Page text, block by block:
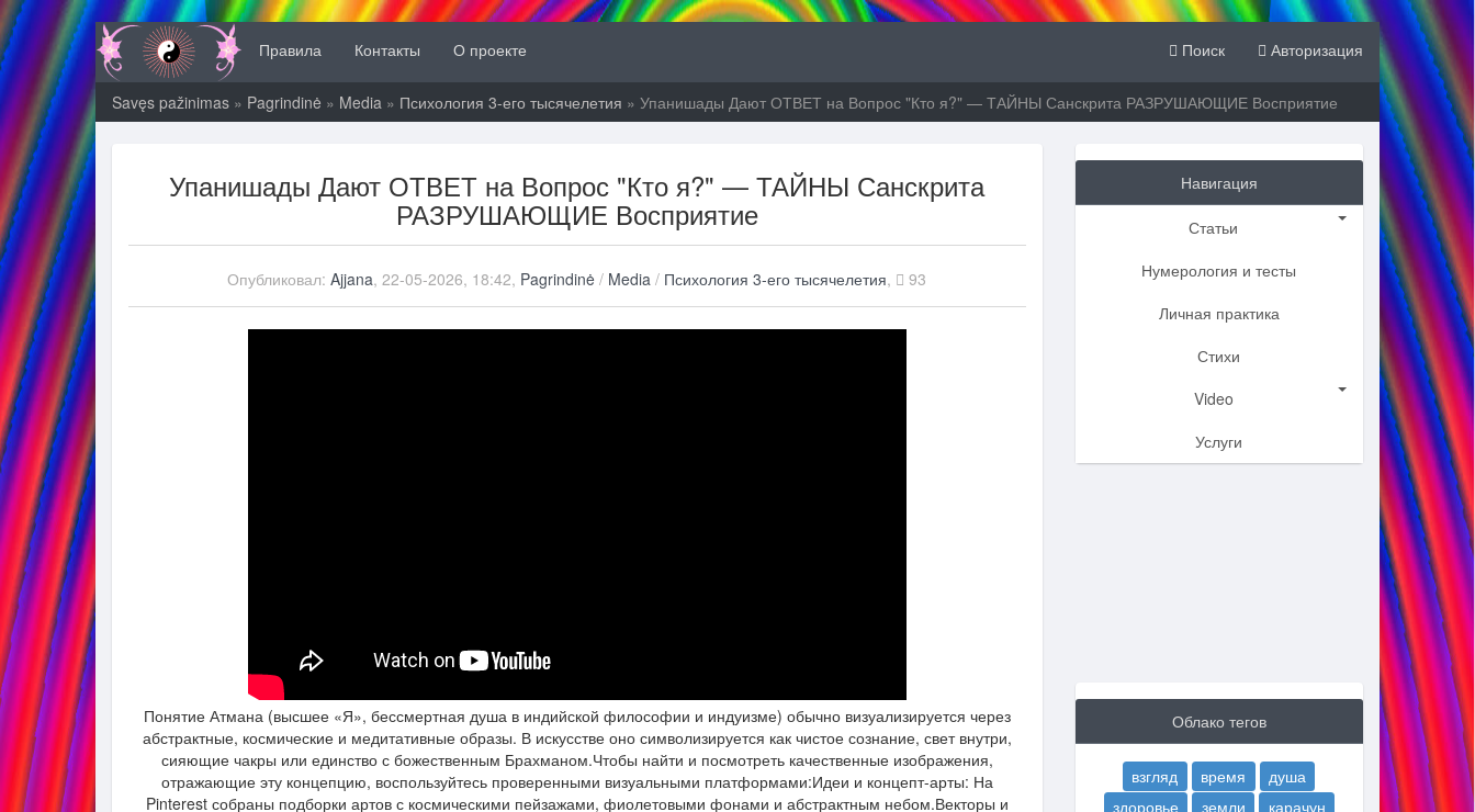
Правила Контакты О проекте Поиск Авторизация
Savęs pažinimas » Pagrindinė » Media » Психология 3-его тысячелетия » Упанишады Дают ОТВЕТ на Вопрос "Кто я?" — ТАЙНЫ Санскрита РАЗРУШАЮЩИЕ Восприятие
Упанишады Дают ОТВЕТ на Вопрос "Кто я?" — ТАЙНЫ Санскрита
РАЗРУШАЮЩИЕ Восприятие
Опубликовал:Ajjana, 22-05-2026, 18:42, Pagrindinė / Media / Психология 3-его тысячелетия, 93
Понятие Атмана (высшее «Я», бессмертная душа в индийской философии и индуизме) обычно визуализируется через
абстрактные, космические и медитативные образы. В искусстве оно символизируется как чистое сознание, свет внутри,
сияющие чакры или единство с божественным Брахманом.Чтобы найти и посмотреть качественные изображения,
отражающие эту концепцию, воспользуйтесь проверенными визуальными платформами:Идеи и концепт-арты: На
Pinterest собраны подборки артов с космическими пейзажами, фиолетовыми фонами и абстрактным небом.Векторы и
Навигация
Статьи
Нумерология и тесты
Личная практика
Стихи
Video
Услуги
Облако тегов
взгляд время
душа
здоровье
земли
карачун